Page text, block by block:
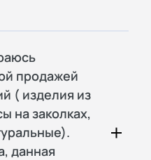
продажей
( изделия из
на заколках,
данная